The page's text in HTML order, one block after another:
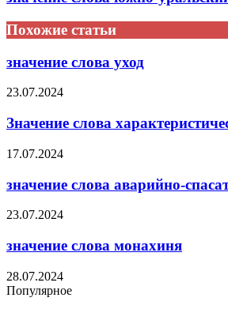
Похожие статьи
значение слова уход
23.07.2024
Значение слова
17.07.2024
значение слова аварийно-
23.07.2024
значение слова монахиня
28.07.2024
Популярное